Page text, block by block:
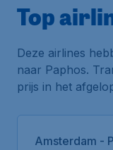
Top
Deze airlines
naar Paphos.
prijs in het
Amsterdam -